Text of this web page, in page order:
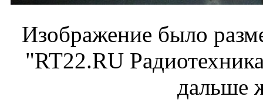
Изображение было
"RT22.RU
дальше